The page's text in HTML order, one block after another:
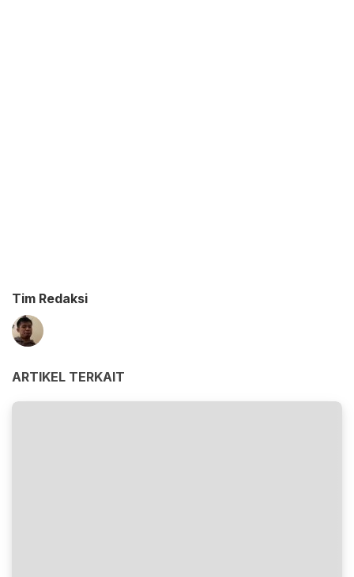
Tim Redaksi
ARTIKEL TERKAIT